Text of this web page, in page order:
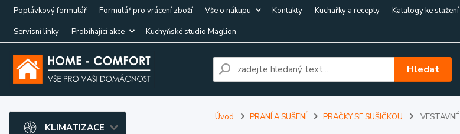
Poptávkový formulář Formulář pro vrácení zboží Vše o nákupu Kontakty Kuchařky a recepty Katalogy ke stažení
Servisní linky
Probíhající akce Kuchyňské studio Maglion
Hledat
KLIMATIZACE
Úvod PRANÍ A SUŠENÍ PRAČKY SE SUŠIČKOU VESTAVNÉ